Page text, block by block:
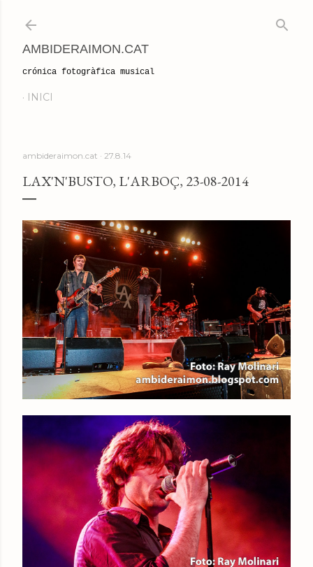
AMBIDERAIMON.CAT
crónica fotogràfica musical
INICI
ambideraimon.cat 27.8.14
LAX'N'BUSTO, L'ARBOÇ, 23-08-2014